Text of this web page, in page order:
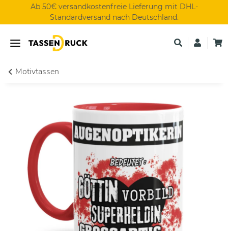
Ab 50€ versandkostenfreie Lieferung mit DHL-
Standardversand nach Deutschland.
Motivtassen